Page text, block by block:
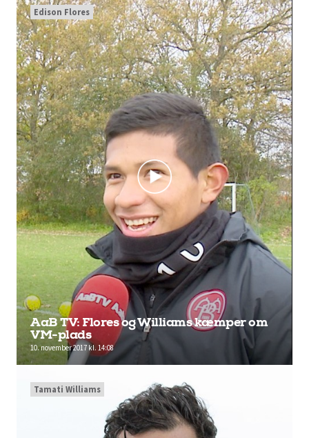
AaB TV: Flores og Williams kæmper om
VM-plads
10. november 2017 kl. 14:08
Edison Flores
Tamati Williams